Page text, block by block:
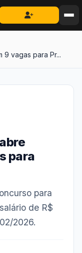
vagas para Pr...
para
para
de R$
2026.